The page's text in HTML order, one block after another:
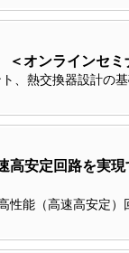
オンラインセミ
、熱交換器設計の
高安定回路を実
性能（高速高安定